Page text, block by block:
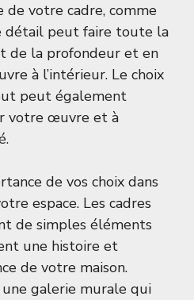
de votre cadre, comme
détail peut faire toute la
de la profondeur et en
à l’intérieur. Le choix
peut également
votre œuvre et à
de vos choix dans
espace. Les cadres
de simples éléments
une histoire et
de votre maison.
galerie murale qui